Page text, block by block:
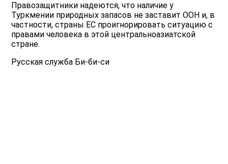
Правозащитники надеются, что наличие у
Туркмении природных запасов не заставит ООН и, в
частности, страны ЕС проигнорировать ситуацию с
правами человека в этой центральноазиатской
стране.
Русская служба Би-би-си